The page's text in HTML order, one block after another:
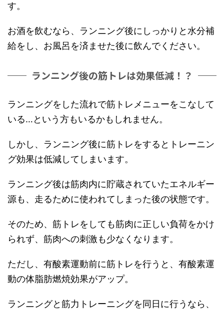
す。
お酒を飲むなら、ランニング後にしっかりと水分補
給をし、お風呂を済ませた後に飲んでください。
ランニング後の筋トレは効果低減！？
ランニングをした流れで筋トレメニューをこなして
いる…という方もいるかもしれません。
しかし、ランニング後に筋トレをするとトレーニン
グ効果は低減してしまいます。
ランニング後は筋肉内に貯蔵されていたエネルギー
源も、走るために使われてしまった後の状態です。
そのため、筋トレをしても筋肉に正しい負荷をかけ
られず、筋肉への刺激も少なくなります。
ただし、有酸素運動前に筋トレを行うと、有酸素運
動の体脂肪燃焼効果がアップ。
ランニングと筋力トレーニングを同日に行うなら、